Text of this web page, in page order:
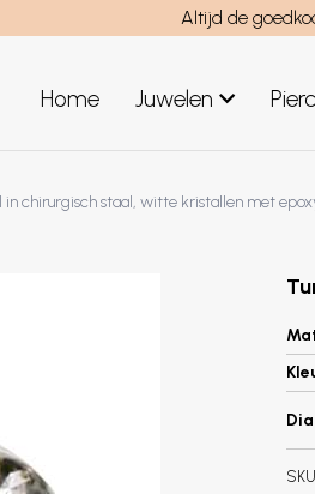
Altijd de
Home Juwelen
Juwelen mannen
in chirurgisch staal, witte kristallen met